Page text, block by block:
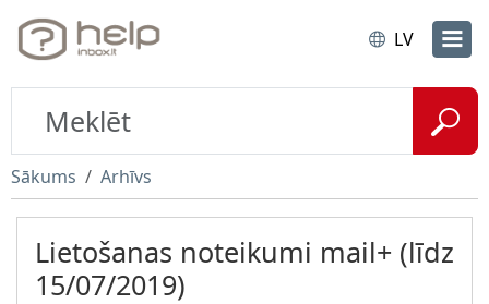
LV
Sākums Arhīvs
Lietošanas noteikumi mail+ (līdz
15/07/2019)